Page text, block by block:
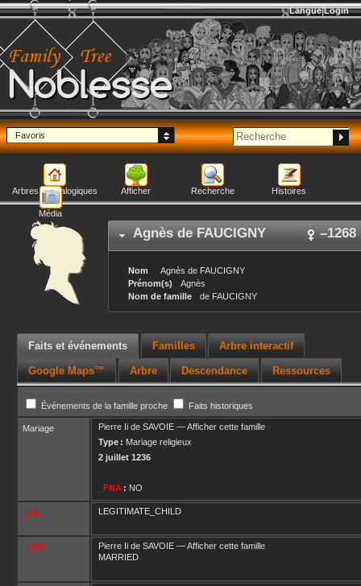
Noblesse
Langue Login
Favoris
Arbres généalogiques Afficher Recherche Histoires
Média
Agnès de FAUCIGNY –1268
Nom Agnès de FAUCIGNY
Prénom(s)
Agnès
Nom de famille
de FAUCIGNY
Faits et événements Familles Arbre interactif
Google Maps™ Arbre Descendance Ressources
Événements de la famille proche Faits historiques
Mariage Pierre Ii de SAVOIE —Afficher cette famille
Type : Mariage religieux
2 juillet 1236
_FNA : NO
_FIL LEGITIMATE_CHILD
_UST Pierre Ii de SAVOIE —Afficher cette famille
MARRIED